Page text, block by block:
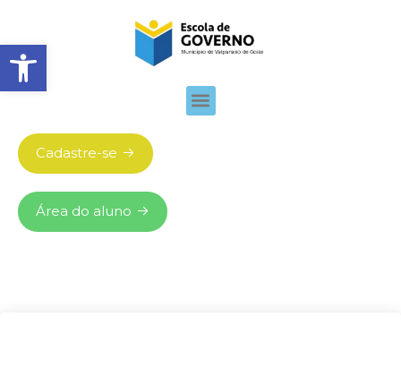
Abrir barra de ferramentas
Cadastre-se
Área do aluno